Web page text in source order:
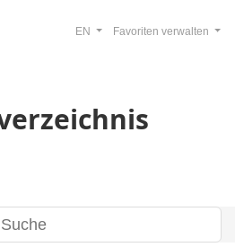
Favoriten verwalten
EN